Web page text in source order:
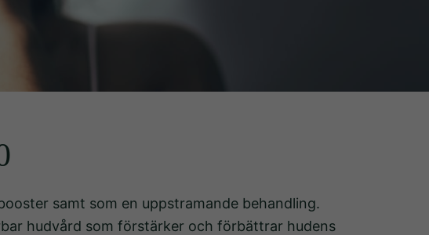
samt som en uppstramande behandling.
hudvård som förstärker och förbättrar hudens